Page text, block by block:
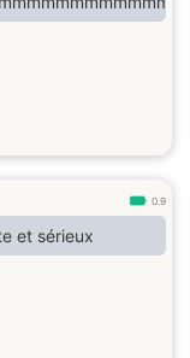
0.9
et sérieux